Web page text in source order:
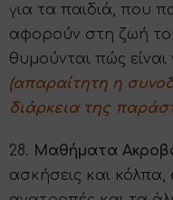
για τα παιδιά, που
αφορούν στη ζωή
θυμούνται πώς είναι
(απαραίτητη η
διάρκεια της
28. Μαθήματα
ασκήσεις και κόλπα,